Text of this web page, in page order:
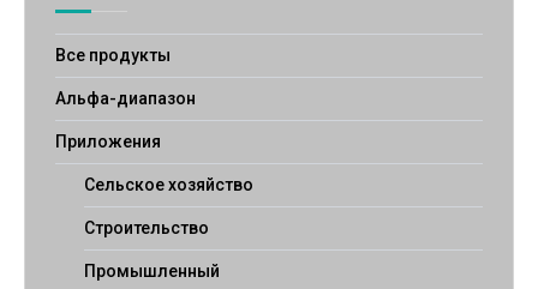
Все продукты
Альфа-диапазон
Приложения
Сельское хозяйство
Строительство
Промышленный